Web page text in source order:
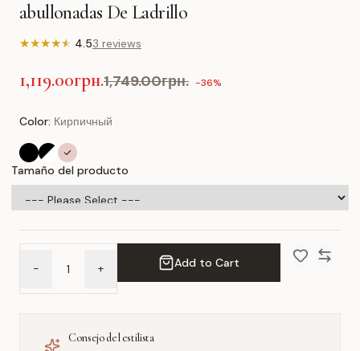
abullonadas De Ladrillo
★★★★★ 4.53 reviews
1,119.00грн.1,749.00грн. -36%
Color: Кирпичный
Tamaño del producto
- + Add to Cart
Consejo del estilista